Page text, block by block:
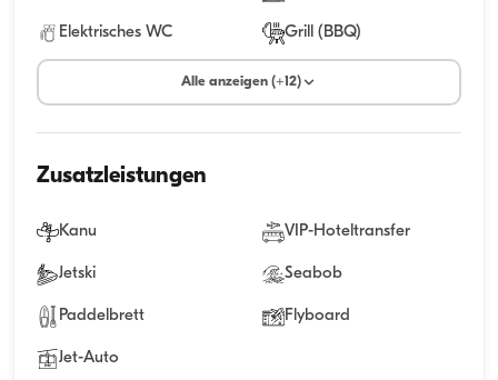
Elektrisches WC Grill (BBQ)
Alle anzeigen (+12)
Zusatzleistungen
Kanu VIP-Hoteltransfer
Jetski Seabob
Paddelbrett Flyboard
Jet-Auto